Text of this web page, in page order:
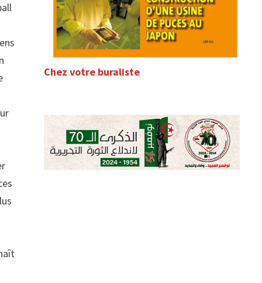
Chez votre buraliste